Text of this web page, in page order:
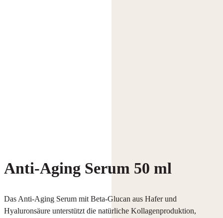
Anti-Aging Serum 50 ml
Das Anti-Aging Serum mit Beta-Glucan aus Hafer und
Hyaluronsäure unterstützt die natürliche Kollagenproduktion,